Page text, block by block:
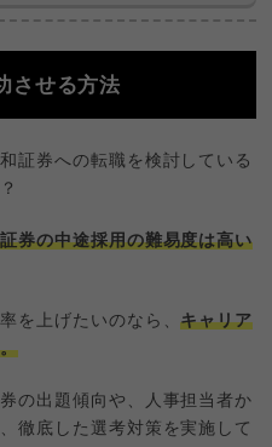
させる方法
証券への転職を検討している
券の中途採用の難易度は高い
を上げたいのなら、キャリア
の出題傾向や、人事担当者か
徹底した選考対策を実施して